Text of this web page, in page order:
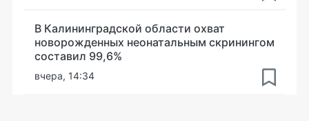
В Калининградской области охват
новорожденных неонатальным скринингом
составил 99,6%
вчера, 14:34